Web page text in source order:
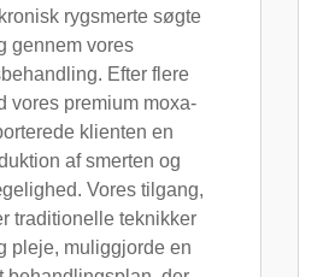
rygsmerte søgte
gennem vores
Efter flere
vores premium moxa-
klienten en
af smerten og
Vores tilgang,
traditionelle teknikker
pleje, muliggjorde en